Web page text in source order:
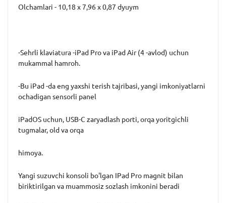
Olchamlari - 10,18 x 7,96 x 0,87 dyuym
-Sehrli klaviatura -iPad Pro va iPad Air (4 -avlod) uchun
mukammal hamroh.
-Bu iPad -da eng yaxshi terish tajribasi, yangi imkoniyatlarni
ochadigan sensorli panel
iPadOS uchun, USB-C zaryadlash porti, orqa yoritgichli
tugmalar, old va orqa
himoya.
Yangi suzuvchi konsoli bo'lgan IPad Pro magnit bilan
biriktirilgan va muammosiz sozlash imkonini beradi